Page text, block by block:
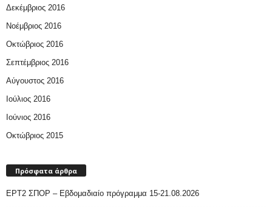
Δεκέμβριος 2016
Νοέμβριος 2016
Οκτώβριος 2016
Σεπτέμβριος 2016
Αύγουστος 2016
Ιούλιος 2016
Ιούνιος 2016
Οκτώβριος 2015
Πρόσφατα άρθρα
ΕΡΤ2 ΣΠΟΡ – Εβδομαδιαίο πρόγραμμα 15-21.08.2026